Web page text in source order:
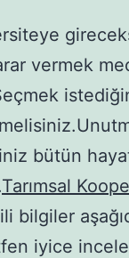
vermek
bütün
Tarımsal
bilgiler
iyice